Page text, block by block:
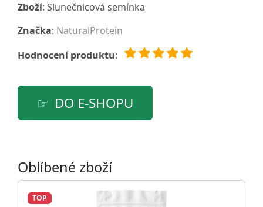
Zboží: Slunečnicová semínka
Značka: NaturalProtein
Hodnocení produktu:
DO E-SHOPU
Oblíbené zboží
TOP